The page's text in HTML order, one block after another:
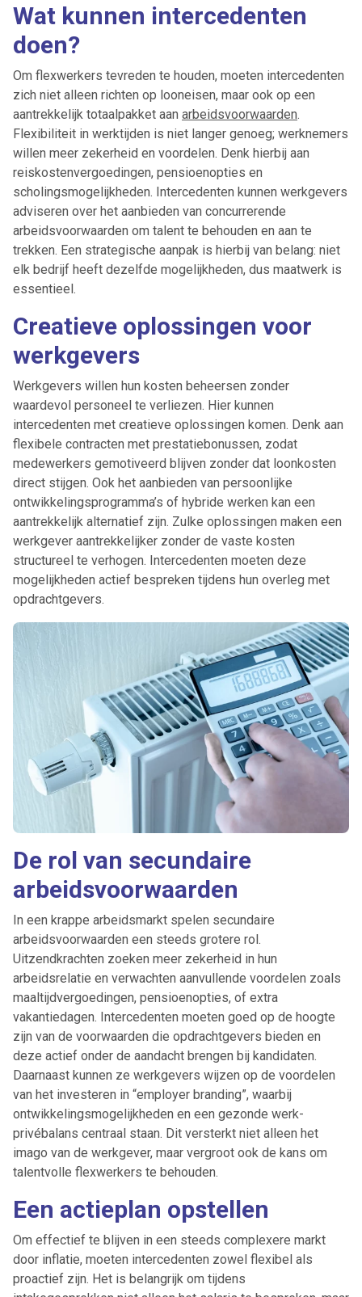
Wat kunnen intercedenten
doen?
Om flexwerkers tevreden te houden, moeten intercedenten
zich niet alleen richten op looneisen, maar ook op een
aantrekkelijk totaalpakket aan arbeidsvoorwaarden.
Flexibiliteit in werktijden is niet langer genoeg; werknemers
willen meer zekerheid en voordelen. Denk hierbij aan
reiskostenvergoedingen, pensioenopties en
scholingsmogelijkheden. Intercedenten kunnen werkgevers
adviseren over het aanbieden van concurrerende
arbeidsvoorwaarden om talent te behouden en aan te
trekken. Een strategische aanpak is hierbij van belang: niet
elk bedrijf heeft dezelfde mogelijkheden, dus maatwerk is
essentieel.
Creatieve oplossingen voor
werkgevers
Werkgevers willen hun kosten beheersen zonder
waardevol personeel te verliezen. Hier kunnen
intercedenten met creatieve oplossingen komen. Denk aan
flexibele contracten met prestatiebonussen, zodat
medewerkers gemotiveerd blijven zonder dat loonkosten
direct stijgen. Ook het aanbieden van persoonlijke
ontwikkelingsprogramma’s of hybride werken kan een
aantrekkelijk alternatief zijn. Zulke oplossingen maken een
werkgever aantrekkelijker zonder de vaste kosten
structureel te verhogen. Intercedenten moeten deze
mogelijkheden actief bespreken tijdens hun overleg met
opdrachtgevers.
De rol van secundaire
arbeidsvoorwaarden
In een krappe arbeidsmarkt spelen secundaire
arbeidsvoorwaarden een steeds grotere rol.
Uitzendkrachten zoeken meer zekerheid in hun
arbeidsrelatie en verwachten aanvullende voordelen zoals
maaltijdvergoedingen, pensioenopties, of extra
vakantiedagen. Intercedenten moeten goed op de hoogte
zijn van de voorwaarden die opdrachtgevers bieden en
deze actief onder de aandacht brengen bij kandidaten.
Daarnaast kunnen ze werkgevers wijzen op de voordelen
van het investeren in “employer branding”, waarbij
ontwikkelingsmogelijkheden en een gezonde werk-
privébalans centraal staan. Dit versterkt niet alleen het
imago van de werkgever, maar vergroot ook de kans om
talentvolle flexwerkers te behouden.
Een actieplan opstellen
Om effectief te blijven in een steeds complexere markt
door inflatie, moeten intercedenten zowel flexibel als
proactief zijn. Het is belangrijk om tijdens